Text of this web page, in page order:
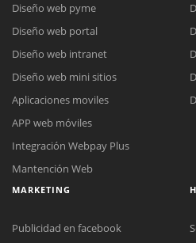
Diseño web pyme
Diseño web portal
Diseño web intranet
Diseño web mini sitios
Aplicaciones moviles
APP web móviles
Integración Webpay Plus
Mantención Web
MARKETING
Publicidad en facebook